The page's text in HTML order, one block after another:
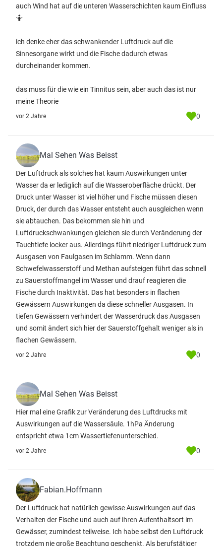
auch Wind hat auf die unteren Wasserschichten kaum Einfluss
🤷
ich denke eher das schwankender Luftdruck auf die
Sinnesorgane wirkt und die Fische dadurch etwas
durcheinander kommen.
das muss für die wie ein Tinnitus sein, aber auch das ist nur
meine Theorie
vor 2 Jahre 0
Mal Sehen Was Beisst
Der Luftdruck als solches hat kaum Auswirkungen unter
Wasser da er lediglich auf die Wasseroberfläche drückt. Der
Druck unter Wasser ist viel höher und Fische müssen diesen
Druck, der durch das Wasser entsteht auch ausgleichen wenn
sie abtauchen. Das bekommen sie hin und
Luftdruckschwankungen gleichen sie durch Veränderung der
Tauchtiefe locker aus. Allerdings führt niedriger Luftdruck zum
Ausgasen von Faulgasen im Schlamm. Wenn dann
Schwefelwasserstoff und Methan aufsteigen führt das schnell
zu Sauerstoffmangel im Wasser und drauf reagieren die
Fische durch Inaktivität. Das hat besonders in flachen
Gewässern Auswirkungen da diese schneller Ausgasen. In
tiefen Gewässern verhindert der Wasserdruck das Ausgasen
und somit ändert sich hier der Sauerstoffgehalt weniger als in
flachen Gewässern.
vor 2 Jahre 0
Mal Sehen Was Beisst
Hier mal eine Grafik zur Veränderung des Luftdrucks mit
Auswirkungen auf die Wassersäule. 1hPa Änderung
entspricht etwa 1cm Wassertiefenunterschied.
vor 2 Jahre 0
Fabian.Hoffmann
Der Luftdruck hat natürlich gewisse Auswirkungen auf das
Verhalten der Fische und auch auf ihren Aufenthaltsort im
Gewässer, zumindest teilweise. Ich habe selbst den Luftdruck
trotzdem nie große Beachtung geschenkt. Als berufstätiger